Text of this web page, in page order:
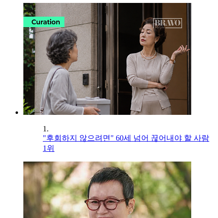
1.
"후회하지 않으려면" 60세 넘어 끊어내야 할 사람
1위